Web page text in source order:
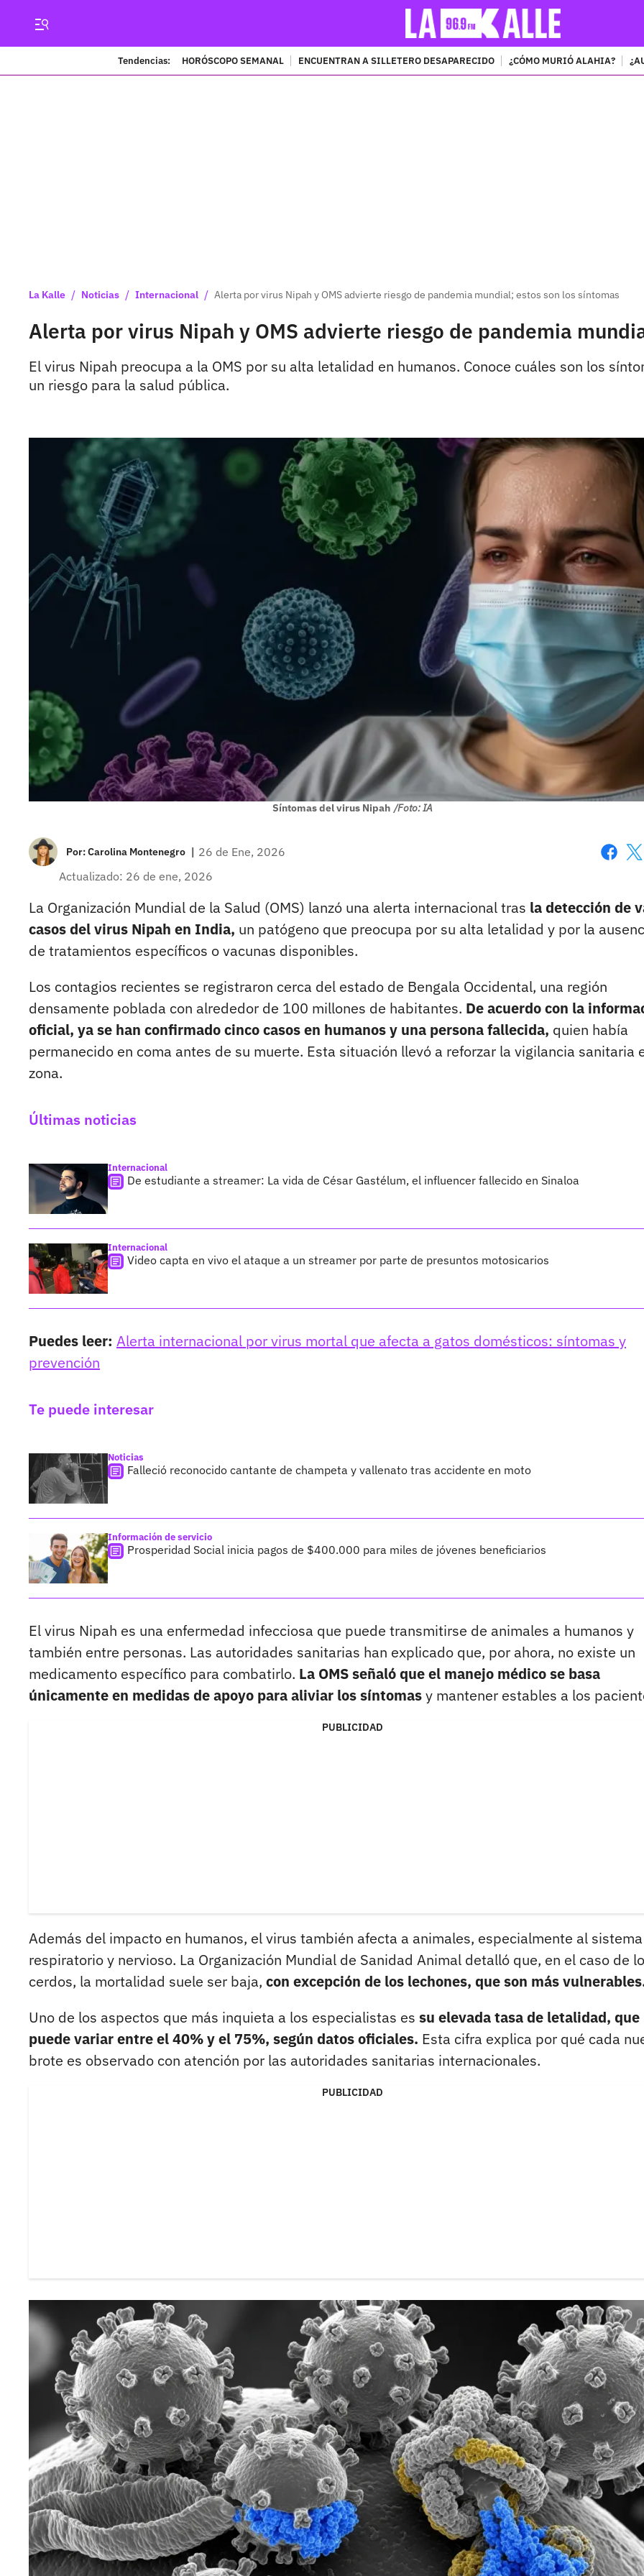
Tendencias: HORÓSCOPO SEMANAL ENCUENTRAN A SILLETERO DESAPARECIDO ¿CÓMO MURIÓ ALAHIA?
La Kalle / Noticias / Internacional / Alerta por virus Nipah y OMS advierte riesgo de pandemia mundial; estos son los síntomas
Alerta por virus Nipah y OMS advierte riesgo de pandemia
El virus Nipah preocupa a la OMS por su alta letalidad en humanos. Conoce cuáles son los
un riesgo para la salud pública.
Síntomas del virus Nipah /Foto: IA
Por:Carolina Montenegro | 26 de Ene, 2026
Actualizado: 26 de ene, 2026
La Organización Mundial de la Salud (OMS) lanzó una alerta internacional tras la detección de
casos del virus Nipah en India, un patógeno que preocupa por su alta letalidad y por la
de tratamientos específicos o vacunas disponibles.
Los contagios recientes se registraron cerca del estado de Bengala Occidental, una región
densamente poblada con alrededor de 100 millones de habitantes. De acuerdo con la
oficial, ya se han confirmado cinco casos en humanos y una persona fallecida, quien había
permanecido en coma antes de su muerte. Esta situación llevó a reforzar la vigilancia sanitaria
zona.
Últimas noticias
Internacional
De estudiante a streamer: La vida de César Gastélum, el influencer fallecido en Sinaloa
Internacional
Video capta en vivo el ataque a un streamer por parte de presuntos motosicarios
Puedes leer: Alerta internacional por virus mortal que afecta a gatos domésticos: síntomas y
prevención
Te puede interesar
Noticias
Falleció reconocido cantante de champeta y vallenato tras accidente en moto
Información de servicio
Prosperidad Social inicia pagos de $400.000 para miles de jóvenes beneficiarios
El virus Nipah es una enfermedad infecciosa que puede transmitirse de animales a humanos y
también entre personas. Las autoridades sanitarias han explicado que, por ahora, no existe un
medicamento específico para combatirlo. La OMS señaló que el manejo médico se basa
únicamente en medidas de apoyo para aliviar los síntomasy mantener estables a los
PUBLICIDAD
Además del impacto en humanos, el virus también afecta a animales, especialmente al sistema
respiratorio y nervioso. La Organización Mundial de Sanidad Animal detalló que, en el caso de
cerdos, la mortalidad suele ser baja, con excepción de los lechones, que son más
Uno de los aspectos que más inquieta a los especialistas es su elevada tasa de letalidad, que
puede variar entre el 40% y el 75%, según datos oficiales. Esta cifra explica por qué cada
brote es observado con atención por las autoridades sanitarias internacionales.
PUBLICIDAD